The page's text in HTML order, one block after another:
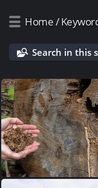
Home/
Search in this